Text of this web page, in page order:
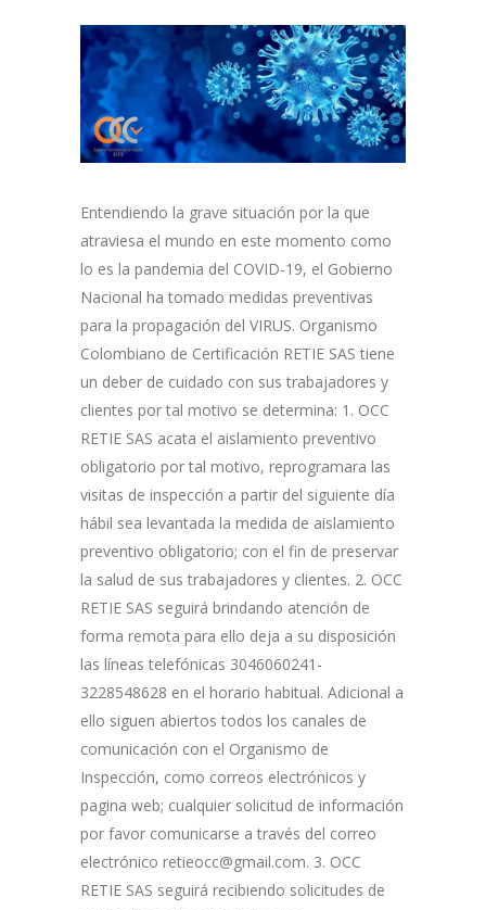
Entendiendo la grave situación por la que
atraviesa el mundo en este momento como
lo es la pandemia del COVID-19, el Gobierno
Nacional ha tomado medidas preventivas
para la propagación del VIRUS. Organismo
Colombiano de Certificación RETIE SAS tiene
un deber de cuidado con sus trabajadores y
clientes por tal motivo se determina: 1. OCC
RETIE SAS acata el aislamiento preventivo
obligatorio por tal motivo, reprogramara las
visitas de inspección a partir del siguiente día
hábil sea levantada la medida de aislamiento
preventivo obligatorio; con el fin de preservar
la salud de sus trabajadores y clientes. 2. OCC
RETIE SAS seguirá brindando atención de
forma remota para ello deja a su disposición
las líneas telefónicas 3046060241-
3228548628 en el horario habitual. Adicional a
ello siguen abiertos todos los canales de
comunicación con el Organismo de
Inspección, como correos electrónicos y
pagina web; cualquier solicitud de información
por favor comunicarse a través del correo
electrónico retieocc@gmail.com. 3. OCC
RETIE SAS seguirá recibiendo solicitudes de